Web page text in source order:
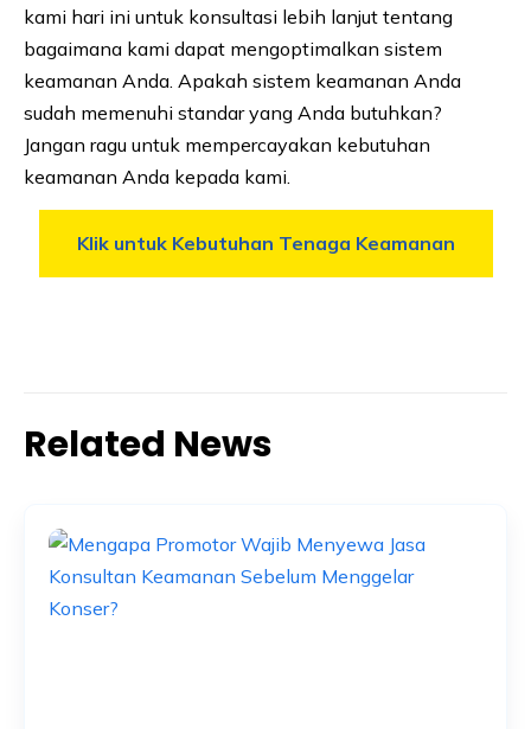
kami hari ini untuk konsultasi lebih lanjut tentang
bagaimana kami dapat mengoptimalkan sistem
keamanan Anda. Apakah sistem keamanan Anda
sudah memenuhi standar yang Anda butuhkan?
Jangan ragu untuk mempercayakan kebutuhan
keamanan Anda kepada kami.
Klik untuk Kebutuhan Tenaga Keamanan
Related News